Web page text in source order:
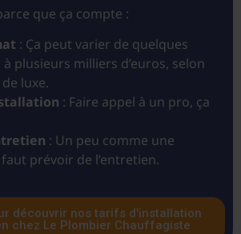
que ça compte :
: Ça peut varier de quelques
plusieurs milliers d’euros, selon
luxe.
: Faire appel à un pro, ça
: Un peu comme une
prévoir de l’entretien.
découvrir nos tarifs d'installation
chez Le Plombier Chauffagiste